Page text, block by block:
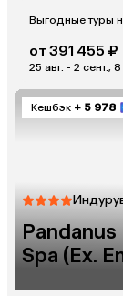
Выгодные туры
от 391 455 ₽
25 авг. - 2 сент., 8
Кешбэк + 5 978
Spa (Ex.